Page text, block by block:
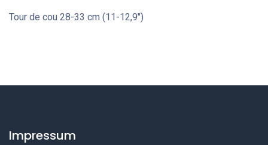
Tour de cou 28-33 cm (11-12,9")
Impressum